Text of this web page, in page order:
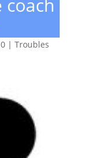
| Troubles